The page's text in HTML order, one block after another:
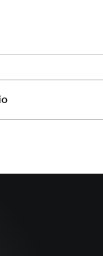
superior